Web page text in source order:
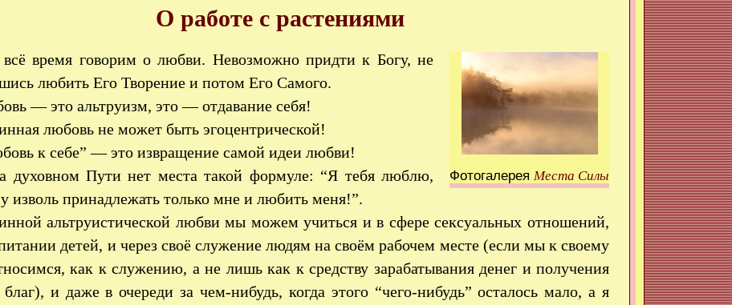
О работе с растениями
Фотогалерея Места Силы
время говорим о любви. Невозможно придти к Богу, не
любить Его Творение и потом Его Самого.
— это альтруизм, это — отдавание себя!
любовь не может быть эгоцентрической!
к себе” — это извращение самой идеи любви!
духовном Пути нет места такой формуле: “Я тебя люблю,
изволь принадлежать только мне и любить меня!”.
альтруистической любви мы можем учиться и в сфере сексуальных отношений,
детей, и через своё служение людям на своём рабочем месте (если мы к своему
как к служению, а не лишь как к средству зарабатывания денег и получения
благ), и даже в очереди за чем-нибудь, когда этого “чего-нибудь” осталось мало, а я